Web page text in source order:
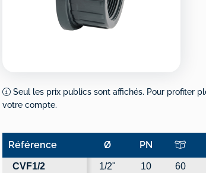
Seul les prix publics sont affichés. Pour profiter
votre compte.
Référence Ø PN
Référence Ø PN
CVF1/2 1/2" 10 60